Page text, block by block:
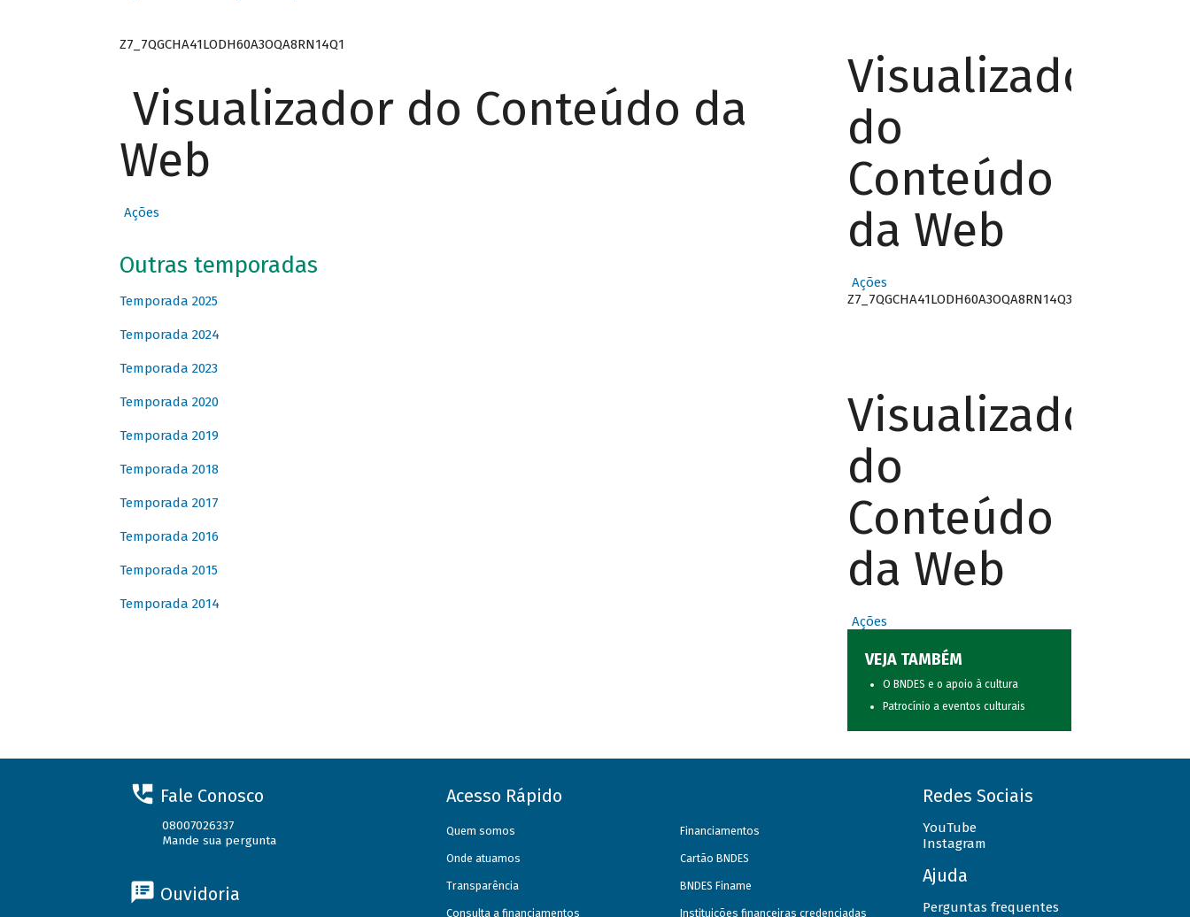
Z7_7QGCHA41LODH60A3OQA8RN14Q1
Visualizador do Conteúdo da
Web
Ações
Outras temporadas
Temporada 2025
Temporada 2024
Temporada 2023
Temporada 2020
Temporada 2019
Temporada 2018
Temporada 2017
Temporada 2016
Temporada 2015
Temporada 2014
Visualizador
do
Conteúdo
da Web
Ações
Z7_7QGCHA41LODH60A3OQA8RN14Q3
Visualizador
do
Conteúdo
da Web
Ações
VEJA TAMBÉM
O BNDES e o apoio à cultura
Patrocínio a eventos culturais
Fale Conosco
08007026337
Mande sua pergunta
Ouvidoria
Acesso Rápido
Quem somos
Onde atuamos
Transparência
Consulta a financiamentos
Financiamentos
Cartão BNDES
BNDES Finame
Instituições financeiras credenciadas
Redes Sociais
YouTube
Instagram
Ajuda
Perguntas frequentes